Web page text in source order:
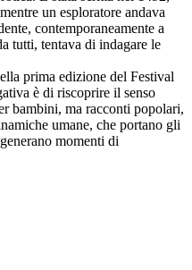
un esploratore andava
contemporaneamente a
tutti, tentava di indagare le
prima edizione del Festival
è di riscoprire il senso
bambini, ma racconti popolari,
umane, che portano gli
momenti di